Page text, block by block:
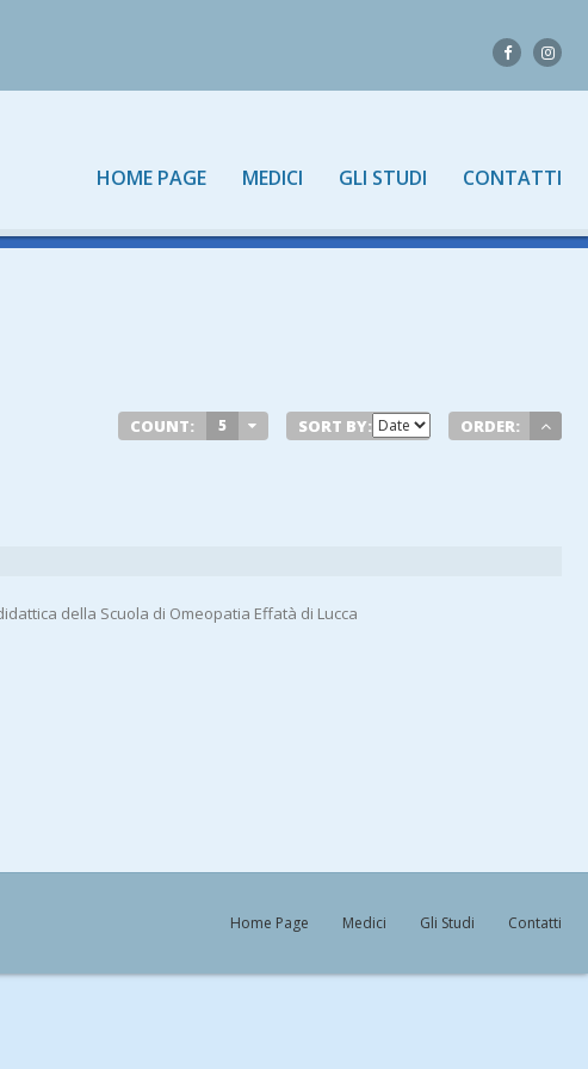
HOME PAGE MEDICI GLI STUDI CONTATTI
COUNT: 5 SORT BY: ORDER:
della Scuola di Omeopatia Effatà di Lucca
Home Page Medici Gli Studi Contatti